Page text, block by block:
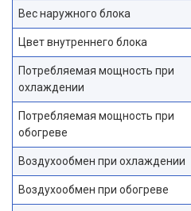
Вес наружного блока
Цвет внутреннего блока
Потребляемая мощность при
охлаждении
Потребляемая мощность при
обогреве
Воздухообмен при охлаждении
Воздухообмен при обогреве